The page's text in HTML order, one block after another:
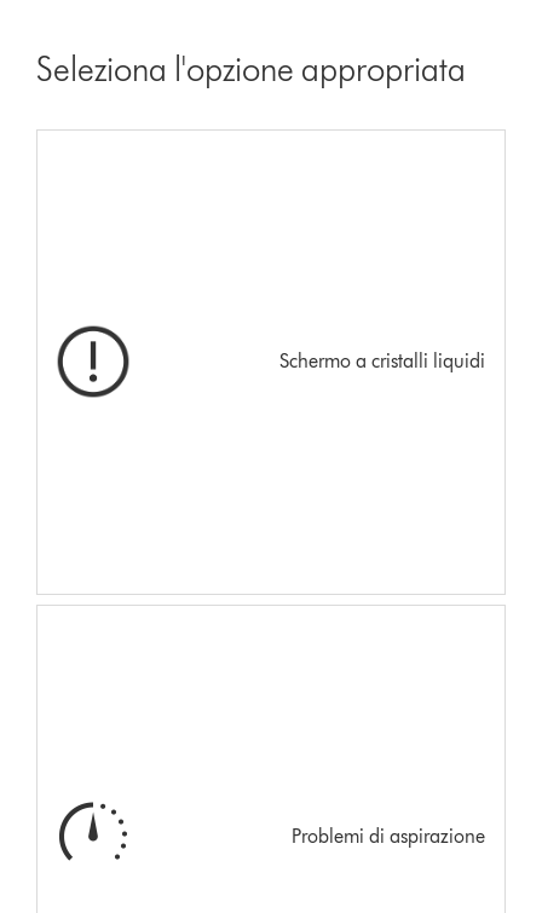
Seleziona l'opzione appropriata
Schermo a cristalli liquidi
Problemi di aspirazione